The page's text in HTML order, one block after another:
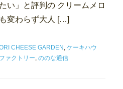
い」と評判の クリームメロ
変わらず大人 […]
CHEESE GARDEN , ケーキハウ
ァクトリー, ののな通信